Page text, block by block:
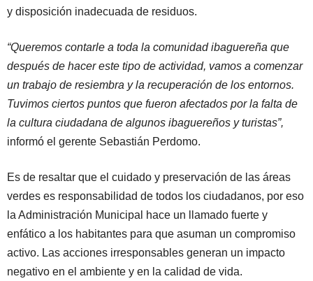
y disposición inadecuada de residuos.
“Queremos contarle a toda la comunidad ibaguereña que
después de hacer este tipo de actividad, vamos a comenzar
un trabajo de resiembra y la recuperación de los entornos.
Tuvimos ciertos puntos que fueron afectados por la falta de
la cultura ciudadana de algunos ibaguereños y turistas”,
informó el gerente Sebastián Perdomo.
Es de resaltar que el cuidado y preservación de las áreas
verdes es responsabilidad de todos los ciudadanos, por eso
la Administración Municipal hace un llamado fuerte y
enfático a los habitantes para que asuman un compromiso
activo. Las acciones irresponsables generan un impacto
negativo en el ambiente y en la calidad de vida.